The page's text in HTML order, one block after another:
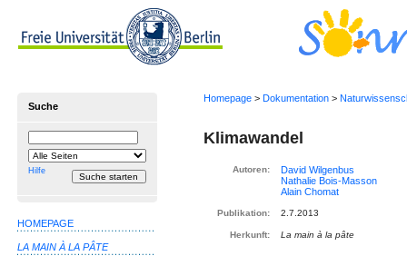
Homepage > Dokumentation >
Klimawandel
Autoren:
Publikation: 2.7.2013
Herkunft: La main à la pâte
Suche
einschränken
Hilfe
HOMEPAGE
LA MAIN À LA PÂTE